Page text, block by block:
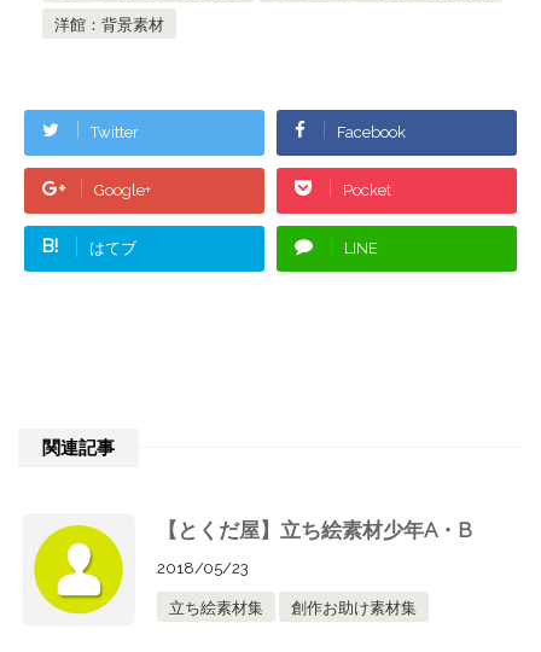
洋館：背景素材
Twitter Facebook
Google+ Pocket
B! はてブ LINE
関連記事
【とくだ屋】立ち絵素材少年A・B
2018/05/23
立ち絵素材集 創作お助け素材集